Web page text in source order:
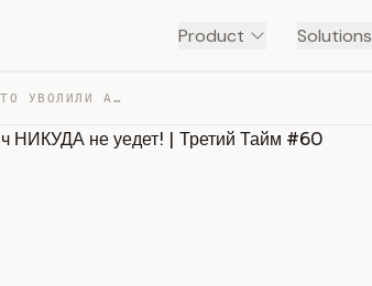
Product Solutions
БАТЭ – В ПЕРВУЮ ЛИГУ? • ЗА ЧТО УВОЛИЛИ АДИЕВА? • ЛИСАКО… — TRANSCRIPT
не уедет! | Третий Тайм #60